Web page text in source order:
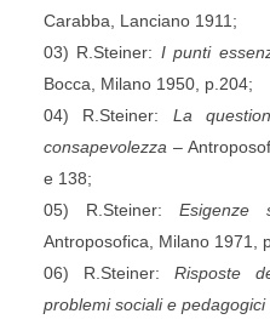
Carabba, Lanciano 1911;
03) R.Steiner: I punti
Bocca, Milano 1950, p.204;
04) R.Steiner: La
consapevolezza –
e 138;
05) R.Steiner:Esigenze
Antroposofica, Milano 1971,
06) R.Steiner: Risposte
problemi sociali e pedagogici